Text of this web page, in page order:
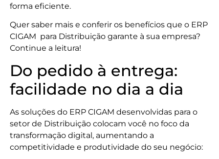
forma eficiente.
Quer saber mais e conferir os benefícios que o ERP
CIGAM para Distribuição garante à sua empresa?
Continue a leitura!
Do pedido à entrega:
facilidade no dia a dia
As soluções do ERP CIGAM desenvolvidas para o
setor de Distribuição colocam você no foco da
transformação digital, aumentando a
competitividade e produtividade do seu negócio: